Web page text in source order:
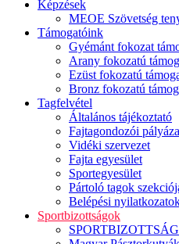
Képzések
MEOE Szövetség
Támogatóink
Gyémánt fokozat
Arany fokozatú
Ezüst fokozatú
Bronz fokozatú
Tagfelvétel
Általános tájékoztató
Fajtagondozói
Vidéki szervezet
Fajta egyesület
Sportegyesület
Pártoló tagok
Belépési
Sportbizottságok
SPORTBIZOTTSÁG